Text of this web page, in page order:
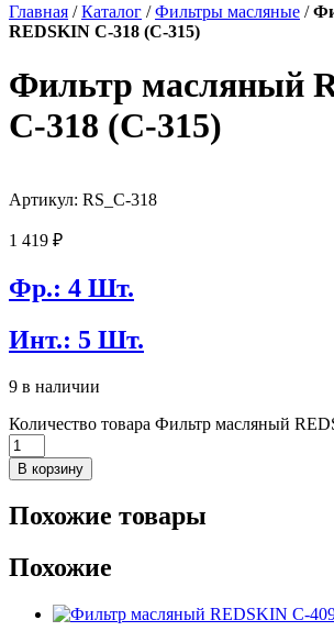
Главная /Каталог /Фильтры масляные /
REDSKIN C-318 (C-315)
Фильтр масляный
C-318 (C-315)
Артикул: RS_C-318
1 419 ₽
Фр.: 4 Шт.
Инт.: 5 Шт.
9 в наличии
Количество товара Фильтр масляный
В корзину
Похожие товары
Похожие